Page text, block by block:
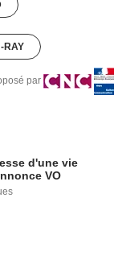
RAY
par
d'une vie
VO